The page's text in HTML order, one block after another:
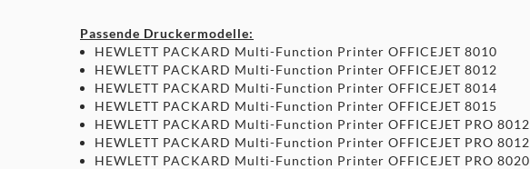
Passende Druckermodelle:
HEWLETT PACKARD Multi-Function Printer OFFICEJET 8010
HEWLETT PACKARD Multi-Function Printer OFFICEJET 8012
HEWLETT PACKARD Multi-Function Printer OFFICEJET 8014
HEWLETT PACKARD Multi-Function Printer OFFICEJET 8015
HEWLETT PACKARD Multi-Function Printer OFFICEJET PRO 8012
HEWLETT PACKARD Multi-Function Printer OFFICEJET PRO 8012
HEWLETT PACKARD Multi-Function Printer OFFICEJET PRO 8020